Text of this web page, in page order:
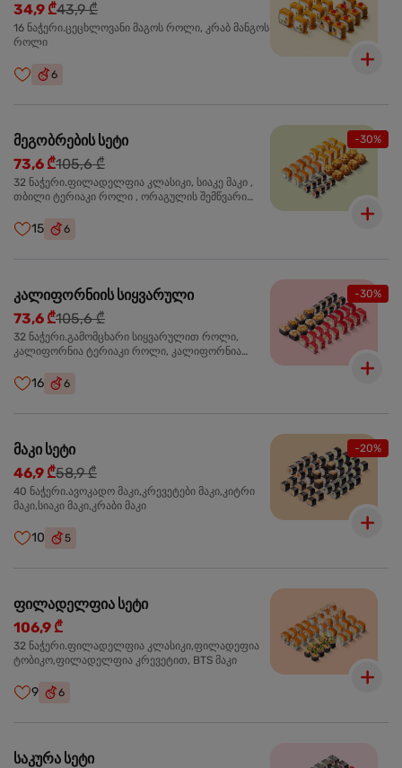
34,9 ₾43,9 ₾
16 ნაჭერი.ცეცხლოვანი მაგოს როლი, კრაბ მანგოს
როლი
6
-30%
მეგობრების სეტი
73,6 ₾105,6 ₾
32 ნაჭერი.ფილადელფია კლასიკი, სიაკე მაკი ,
თბილი ტერიაკი როლი , ორაგულის შემწვარი
15 6
-30%
კალიფორნიის სიყვარული
73,6 ₾105,6 ₾
32 ნაჭერი.გამომცხარი სიყვარულით როლი,
კალიფორნია ტერიაკი როლი, კალიფორნია
16 6
-20%
მაკი სეტი
46,9 ₾58,9 ₾
40 ნაჭერი.ავოკადო მაკი,კრევეტები მაკი,კიტრი
მაკი,სიაკი მაკი,კრაბი მაკი
10 5
ფილადელფია სეტი
106,9 ₾
32 ნაჭერი.ფილადელფია კლასიკი,ფილადეფია
ტობიკო,ფილადელფია კრევეტით, BTS მაკი
9 6
საკურა სეტი